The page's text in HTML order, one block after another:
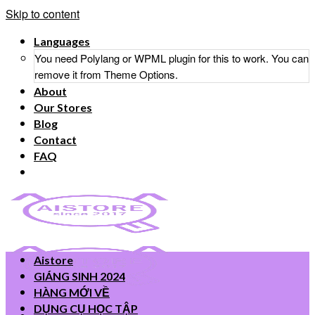
Skip to content
Languages
You need Polylang or WPML plugin for this to work. You can
remove it from Theme Options.
About
Our Stores
Blog
Contact
FAQ
Aistore
GIÁNG SINH 2024
HÀNG MỚI VỀ
DỤNG CỤ HỌC TẬP